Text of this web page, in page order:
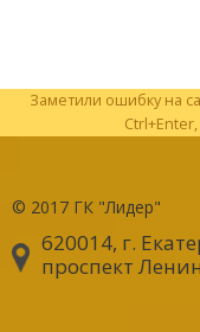
Заметили ошибку на
© 2017 ГК "Лидер"
620014, г.
проспект